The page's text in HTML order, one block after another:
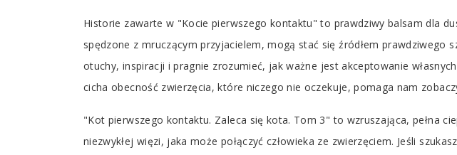
Historie zawarte w "Kocie pierwszego kontaktu" to prawdziwy balsam dla
spędzone z mruczącym przyjacielem, mogą stać się źródłem prawdziwego
otuchy, inspiracji i pragnie zrozumieć, jak ważne jest akceptowanie
cicha obecność zwierzęcia, które niczego nie oczekuje, pomaga nam
"Kot pierwszego kontaktu. Zaleca się kota. Tom 3" to wzruszająca, pełna
niezwykłej więzi, jaka może połączyć człowieka ze zwierzęciem. Jeśli